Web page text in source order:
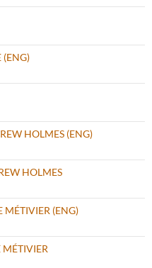
(ENG)
HOLMES (ENG)
HOLMES
MÉTIVIER (ENG)
MÉTIVIER